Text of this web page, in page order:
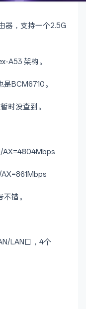
器，支持一个2.5G
A53 架构。
BCM6710。
时没查到。
AX=4804Mbps
错。
LAN口，4个